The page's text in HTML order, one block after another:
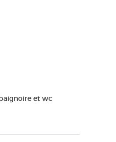
et wc